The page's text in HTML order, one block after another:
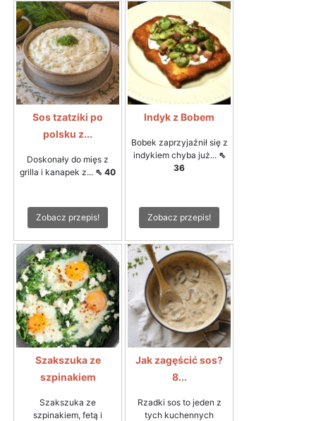
Sos tzatziki po
polsku z...
Doskonały do mięs z
grilla i kanapek z... ⇖ 40
Zobacz przepis!
Indyk z Bobem
Bobek zaprzyjaźnił się z
indykiem chyba już... ⇖
36
Zobacz przepis!
Szakszuka ze
szpinakiem
Szakszuka ze
szpinakiem, fetą i
Jak zagęścić sos?
8...
Rzadki sos to jeden z
tych kuchennych